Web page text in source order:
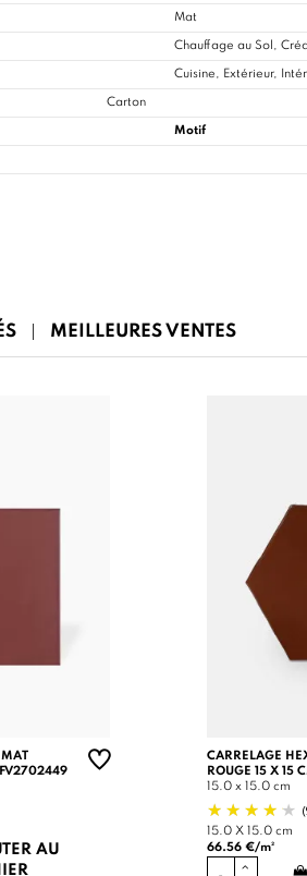
Mat
Chauffage au Sol,
Cuisine, Extérieur,
Carton
Motif
MEILLEURES VENTES
AU
CARRELAGE
ROUGE 15 X 15
15.0 x 15.0 cm
15.0 X 15.0 cm
66.56 €/m²